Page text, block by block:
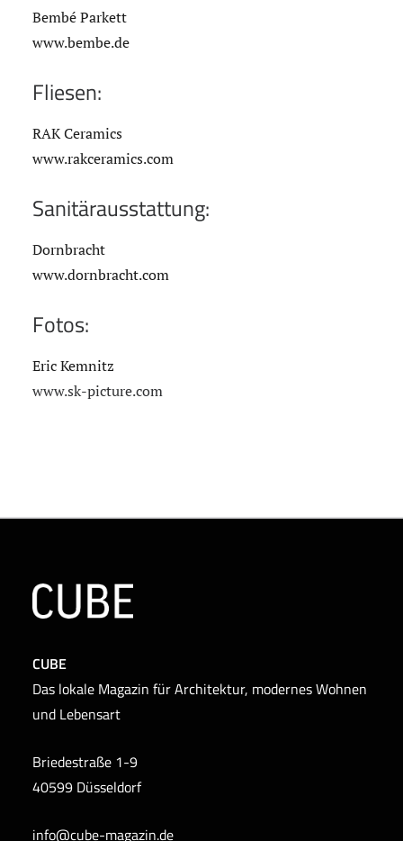
Bembé Parkett
www.bembe.de
Fliesen:
RAK Ceramics
www.rakceramics.com
Sanitärausstattung:
Dornbracht
www.dornbracht.com
Fotos:
Eric Kemnitz
www.sk-picture.com
CUBE
Das lokale Magazin für Architektur, modernes Wohnen
und Lebensart
Briedestraße 1-9
40599 Düsseldorf
info@cube-magazin.de